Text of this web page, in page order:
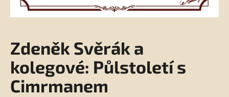
Zdeněk Svěrák a
kolegové: Půlstoletí s
Cimrmanem
í
t
?